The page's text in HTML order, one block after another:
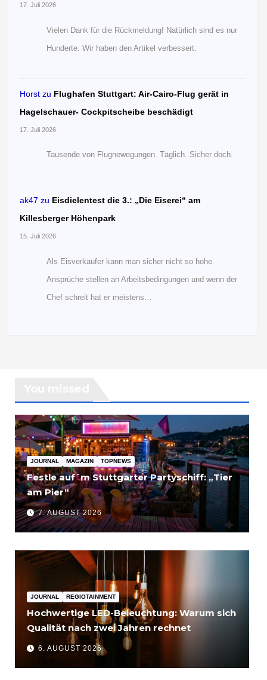
17. Juli 2026
Vielen Dank für die Rückmeldung! Natürlich sind es nur
Hunderte. Wir haben den Artikel verbessert.
Horst zu Flughafen Stuttgart: Air-Cairo-Flug gerät in
Hagelschauer- Cockpitscheibe beschädigt
17. Juli 2026
Tausende von Flugnewegungen. Täglich. Sicher doch.
ak47 zu Eisdielentest die 3.: „Die Eiserei“ am
Killesberger Höhenpark
15. Juli 2026
Als Eisverkäufer kann man sicher nicht so hohe
Ansprüche stellen an Arbeitsbedingungen und wenn der
Chef schreit hat er meistens…
JOURNAL MAGAZIN TOPNEWS
Festle auf´m Stuttgarter Partyschiff: „Tier
am Pier“
7. AUGUST 2026
JOURNAL REGIOTAINMENT
Hochwertige LED-Beleuchtung: Warum sich
Qualität nach zwei Jahren rechnet
6. AUGUST 2026